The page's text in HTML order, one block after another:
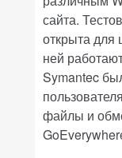
сайта.
открыта для
ней
Symantec
файлы и